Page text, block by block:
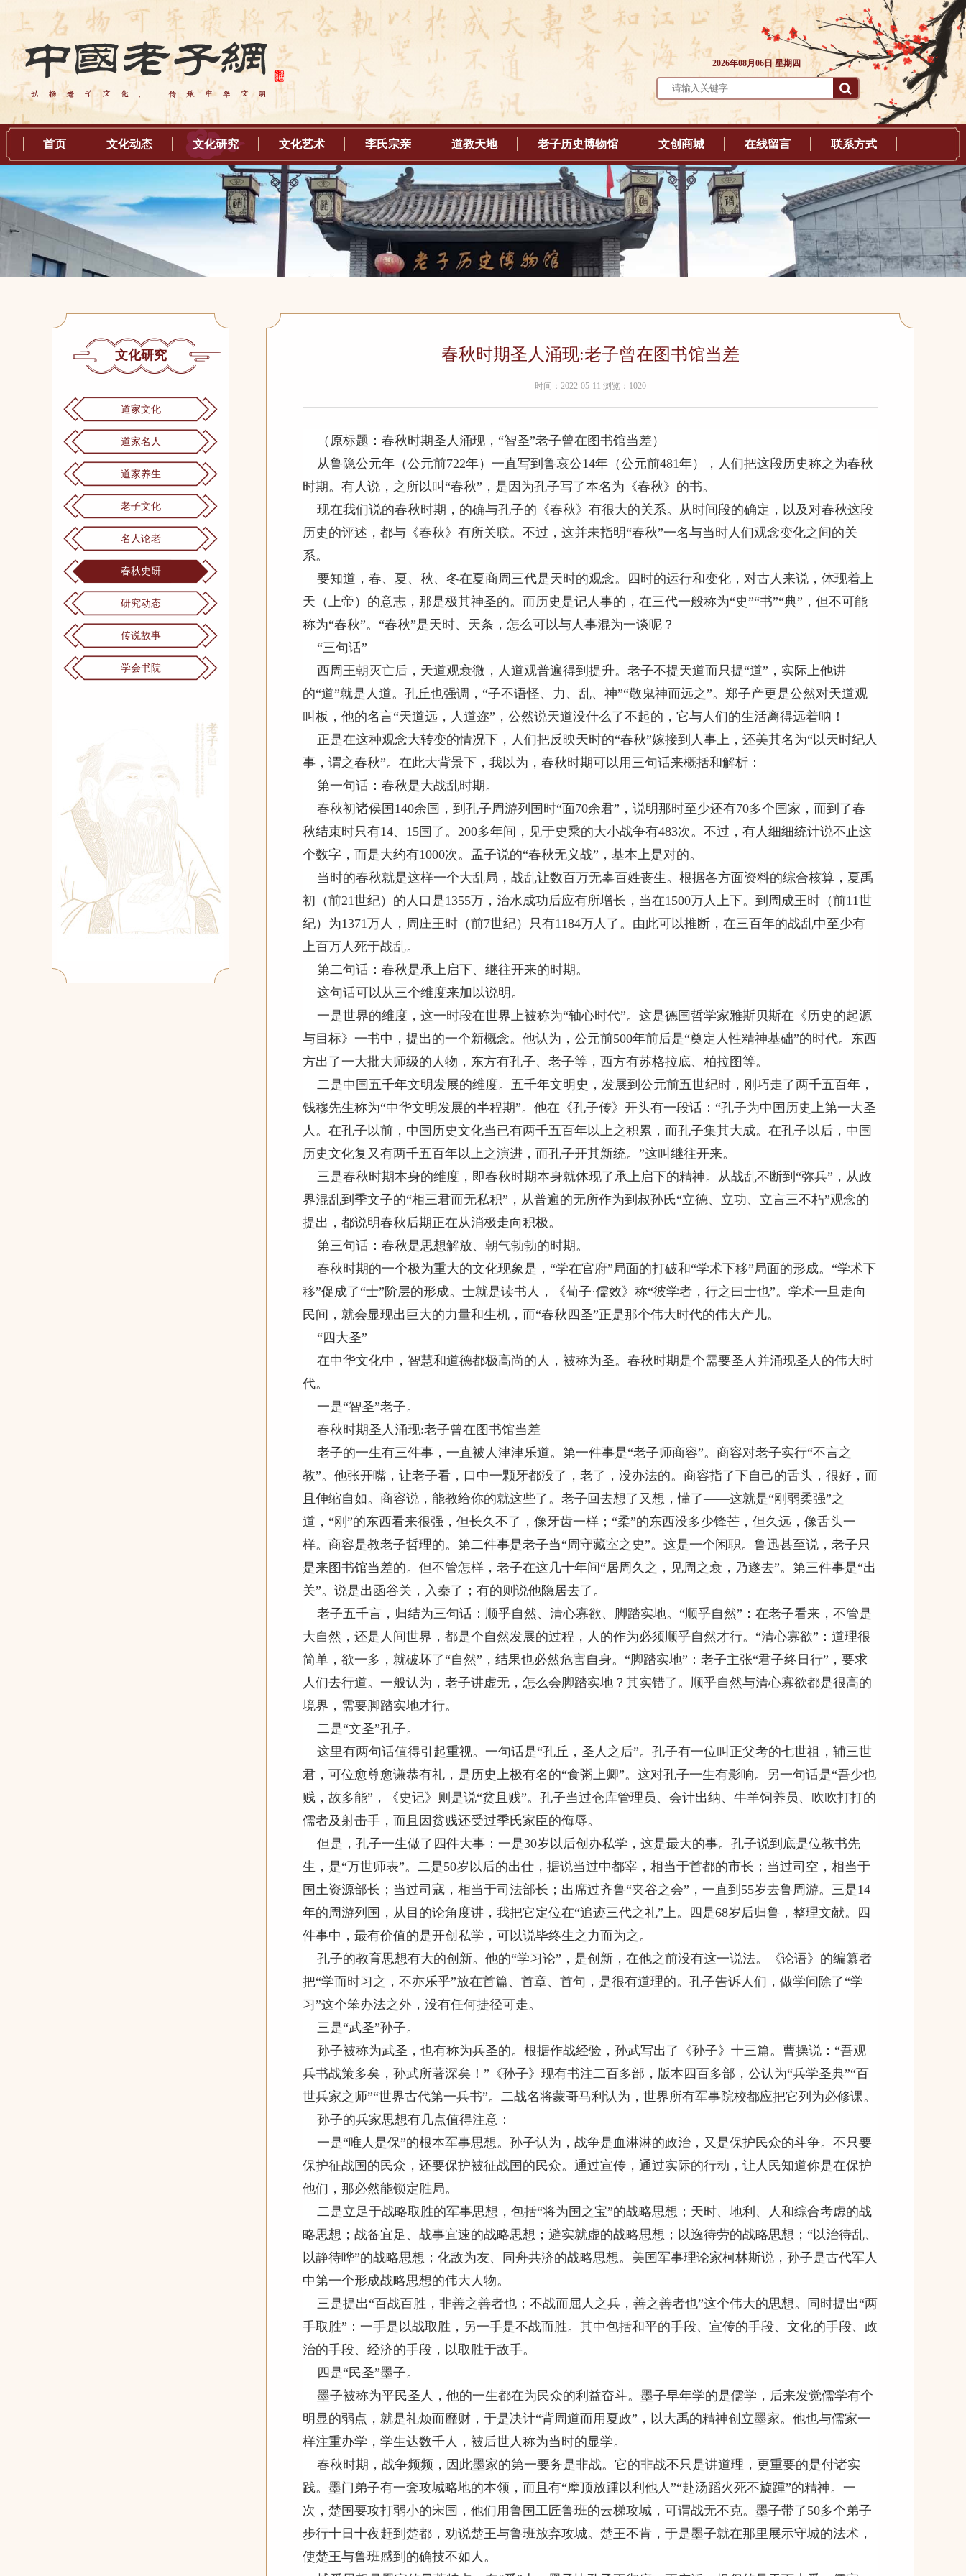
2026年08月06日 星期四
首页 文化动态 文化研究 文化艺术 李氏宗亲 道教天地 老子历史博物馆 文创商城 在线留言 联系方式
文化研究
道家文化
道家名人
道家养生
老子文化
名人论老
春秋史研
研究动态
传说故事
学会书院
春秋时期圣人涌现:老子曾在图书馆当差
时间：2022-05-11 浏览：1020
（原标题：春秋时期圣人涌现，“智圣”老子曾在图书馆当差）
从鲁隐公元年（公元前722年）一直写到鲁哀公14年（公元前481年），人们把这段历史称之为春秋
时期。有人说，之所以叫“春秋”，是因为孔子写了本名为《春秋》的书。
现在我们说的春秋时期，的确与孔子的《春秋》有很大的关系。从时间段的确定，以及对春秋这段
历史的评述，都与《春秋》有所关联。不过，这并未指明“春秋”一名与当时人们观念变化之间的关
系。
要知道，春、夏、秋、冬在夏商周三代是天时的观念。四时的运行和变化，对古人来说，体现着上
天（上帝）的意志，那是极其神圣的。而历史是记人事的，在三代一般称为“史”“书”“典”，但不可能
称为“春秋”。“春秋”是天时、天条，怎么可以与人事混为一谈呢？
“三句话”
西周王朝灭亡后，天道观衰微，人道观普遍得到提升。老子不提天道而只提“道”，实际上他讲
的“道”就是人道。孔丘也强调，“子不语怪、力、乱、神”“敬鬼神而远之”。郑子产更是公然对天道观
叫板，他的名言“天道远，人道迩”，公然说天道没什么了不起的，它与人们的生活离得远着呐！
正是在这种观念大转变的情况下，人们把反映天时的“春秋”嫁接到人事上，还美其名为“以天时纪人
事，谓之春秋”。在此大背景下，我以为，春秋时期可以用三句话来概括和解析：
第一句话：春秋是大战乱时期。
春秋初诸侯国 140余国，到孔子周游列国时“面70余君”，说明那时至少还有70多个国家，而到了春
秋结束时只有14、 15国了。 200多年间，见于史乘的大小战争有483次。不过，有人细细统计说不止这
个数字，而是大约有1000次。孟子说的“春秋无义战”，基本上是对的。
当时的春秋就是这样一个大乱局，战乱让数百万无辜百姓丧生。根据各方面资料的综合核算，夏禹
初（前21世纪）的人口是1355万，治水成功后应有所增长，当在1500万人上下。到周成王时（前11世
纪）为1371万人，周庄王时（前7世纪）只有1184万人了。由此可以推断，在三百年的战乱中至少有
上百万人死于战乱。
第二句话：春秋是承上启下、继往开来的时期。
这句话可以从三个维度来加以说明。
一是世界的维度，这一时段在世界上被称为“轴心时代”。这是德国哲学家雅斯贝斯在《历史的起源
与目标》一书中，提出的一个新概念。他认为，公元前500年前后是“奠定人性精神基础”的时代。东西
方出了一大批大师级的人物，东方有孔子、老子等，西方有苏格拉底、柏拉图等。
二是中国五千年文明发展的维度。五千年文明史，发展到公元前五世纪时，刚巧走了两千五百年，
钱穆先生称为“中华文明发展的半程期”。他在《孔子传》开头有一段话：“孔子为中国历史上第一大圣
人。在孔子以前，中国历史文化当已有两千五百年以上之积累，而孔子集其大成。在孔子以后，中国
历史文化复又有两千五百年以上之演进，而孔子开其新统。”这叫继往开来。
三是春秋时期本身的维度，即春秋时期本身就体现了承上启下的精神。从战乱不断到“弥兵”，从政
界混乱到季文子的“相三君而无私积”，从普遍的无所作为到叔孙氏“立德、立功、立言三不朽”观念的
提出，都说明春秋后期正在从消极走向积极。
第三句话：春秋是思想解放、朝气勃勃的时期。
春秋时期的一个极为重大的文化现象是，“学在官府”局面的打破和“学术下移”局面的形成。“学术下
移”促成了“士”阶层的形成。士就是读书人，《荀子·儒效》称“彼学者，行之曰士也”。学术一旦走向
民间，就会显现出巨大的力量和生机，而“春秋四圣”正是那个伟大时代的伟大产儿。
“四大圣”
在中华文化中，智慧和道德都极高尚的人，被称为圣。春秋时期是个需要圣人并涌现圣人的伟大时
代。
一是“智圣”老子。
春秋时期圣人涌现:老子曾在图书馆当差
老子的一生有三件事，一直被人津津乐道。第一件事是“老子师商容”。商容对老子实行“不言之
教”。他张开嘴，让老子看，口中一颗牙都没了，老了，没办法的。商容指了下自己的舌头，很好，而
且伸缩自如。商容说，能教给你的就这些了。老子回去想了又想，懂了——这就是“刚弱柔强”之
道，“刚”的东西看来很强，但长久不了，像牙齿一样；“柔”的东西没多少锋芒，但久远，像舌头一
样。商容是教老子哲理的。第二件事是老子当“周守藏室之史”。这是一个闲职。鲁迅甚至说，老子只
是来图书馆当差的。但不管怎样，老子在这几十年间“居周久之，见周之衰，乃遂去”。第三件事是“出
关”。说是出函谷关，入秦了；有的则说他隐居去了。
老子五千言，归结为三句话：顺乎自然、清心寡欲、脚踏实地。“顺乎自然”：在老子看来，不管是
大自然，还是人间世界，都是个自然发展的过程，人的作为必须顺乎自然才行。“清心寡欲”：道理很
简单，欲一多，就破坏了“自然”，结果也必然危害自身。“脚踏实地”：老子主张“君子终日行”，要求
人们去行道。一般认为，老子讲虚无，怎么会脚踏实地？其实错了。顺乎自然与清心寡欲都是很高的
境界，需要脚踏实地才行。
二是“文圣”孔子。
这里有两句话值得引起重视。一句话是“孔丘，圣人之后”。孔子有一位叫正父考的七世祖，辅三世
君，可位愈尊愈谦恭有礼，是历史上极有名的“食粥上卿”。这对孔子一生有影响。另一句话是“吾少也
贱，故多能”，《史记》则是说“贫且贱”。孔子当过仓库管理员、会计出纳、牛羊饲养员、吹吹打打的
儒者及射击手，而且因贫贱还受过季氏家臣的侮辱。
但是，孔子一生做了四件大事：一是30岁以后创办私学，这是最大的事。孔子说到底是位教书先
生，是“万世师表”。二是50岁以后的出仕，据说当过中都宰，相当于首都的市长；当过司空，相当于
国土资源部长；当过司寇，相当于司法部长；出席过齐鲁“夹谷之会”，一直到 55岁去鲁周游。三是14
年的周游列国，从目的论角度讲，我把它定位在“追迹三代之礼”上。四是68岁后归鲁，整理文献。四
件事中，最有价值的是开创私学，可以说毕终生之力而为之。
孔子的教育思想有大的创新。他的“学习论”，是创新，在他之前没有这一说法。《论语》的编纂者
把“学而时习之，不亦乐乎”放在首篇、首章、首句，是很有道理的。孔子告诉人们，做学问除了“学
习”这个笨办法之外，没有任何捷径可走。
三是“武圣”孙子。
孙子被称为武圣，也有称为兵圣的。根据作战经验，孙武写出了《孙子》十三篇。曹操说：“吾观
兵书战策多矣，孙武所著深矣！”《孙子》现有书注二百多部，版本四百多部，公认为“兵学圣典”“百
世兵家之师”“世界古代第一兵书”。二战名将蒙哥马利认为，世界所有军事院校都应把它列为必修课。
孙子的兵家思想有几点值得注意：
一是“唯人是保”的根本军事思想。孙子认为，战争是血淋淋的政治，又是保护民众的斗争。不只要
保护征战国的民众，还要保护被征战国的民众。通过宣传，通过实际的行动，让人民知道你是在保护
他们，那必然能锁定胜局。
二是立足于战略取胜的军事思想，包括“将为国之宝”的战略思想；天时、地利、人和综合考虑的战
略思想；战备宜足、战事宜速的战略思想；避实就虚的战略思想；以逸待劳的战略思想；“以治待乱、
以静待哗”的战略思想；化敌为友、同舟共济的战略思想。美国军事理论家柯林斯说，孙子是古代军人
中第一个形成战略思想的伟大人物。
三是提出“百战百胜，非善之善者也；不战而屈人之兵，善之善者也”这个伟大的思想。同时提出“两
手取胜”：一手是以战取胜，另一手是不战而胜。其中包括和平的手段、宣传的手段、文化的手段、政
治的手段、经济的手段，以取胜于敌手。
四是“民圣”墨子。
墨子被称为平民圣人，他的一生都在为民众的利益奋斗。墨子早年学的是儒学，后来发觉儒学有个
明显的弱点，就是礼烦而靡财，于是决计“背周道而用夏政”，以大禹的精神创立墨家。他也与儒家一
样注重办学，学生达数千人，被后世人称为当时的显学。
春秋时期，战争频频，因此墨家的第一要务是非战。它的非战不只是讲道理，更重要的是付诸实
践。墨门弟子有一套攻城略地的本领，而且有“摩顶放踵以利他人”“赴汤蹈火死不旋踵”的精神。一
次，楚国要攻打弱小的宋国，他们用鲁国工匠鲁班的云梯攻城，可谓战无不克。墨子带了50多个弟子
步行十日十夜赶到楚都，劝说楚王与鲁班放弃攻城。楚王不肯，于是墨子就在那里展示守城的法术，
使楚王与鲁班感到的确技不如人。